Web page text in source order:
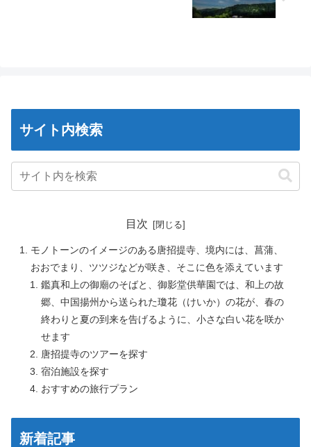
サイト内検索
目次
モノトーンのイメージのある唐招提寺、境内には、菖蒲、
おおでまり、ツツジなどが咲き、そこに色を添えています
鑑真和上の御廟のそばと、御影堂供華園では、和上の故
郷、中国揚州から送られた瓊花（けいか）の花が、春の
終わりと夏の到来を告げるように、小さな白い花を咲か
せます
唐招提寺のツアーを探す
宿泊施設を探す
おすすめの旅行プラン
新着記事